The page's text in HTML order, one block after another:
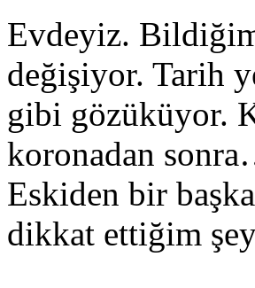
Evdeyiz.
değişiyor. Tarih
gibi gözüküyor.
koronadan
Eskiden bir
dikkat ettiğim